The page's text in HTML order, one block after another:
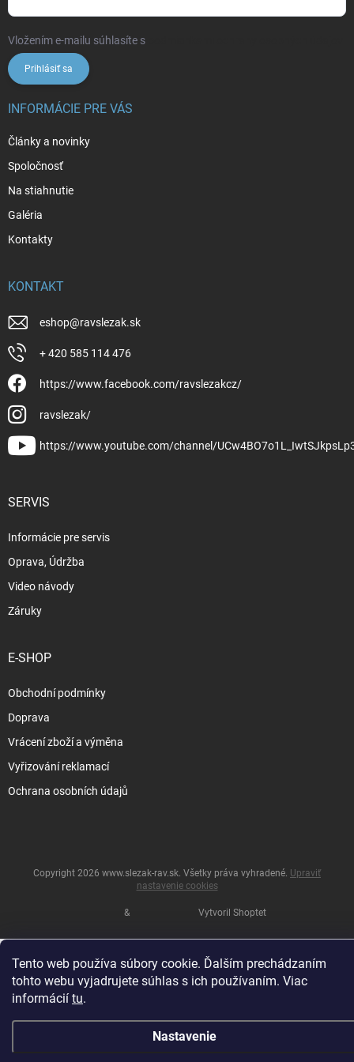
Tento web používa súbory cookie. Ďalším prechádzaním
tohto webu vyjadrujete súhlas s ich používaním. Viac
informácií tu.
Nastavenie
Vložením e-mailu súhlasíte s
Prihlásiť sa
INFORMÁCIE PRE VÁS
Články a novinky
Spoločnosť
Na stiahnutie
Galéria
Kontakty
KONTAKT
eshop@ravslezak.sk
+ 420 585 114 476
https://www.facebook.com/ravslezakcz/
ravslezak/
https://www.youtube.com/channel/
SERVIS
Informácie pre servis
Oprava, Údržba
Video návody
Záruky
E-SHOP
Obchodní podmínky
Doprava
Vrácení zboží a výměna
Vyřizování reklamací
Ochrana osobních údajů
& Vytvoril Shoptet
Copyright 2026 www.slezak-rav.sk. Všetky práva vyhradené. Upraviť
nastavenie cookies